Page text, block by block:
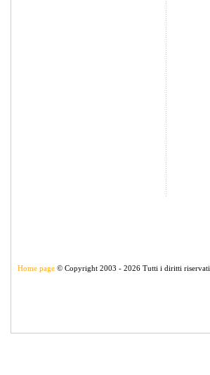
Home page © Copyright 2003 - 2026 Tutti i diritti riservati.